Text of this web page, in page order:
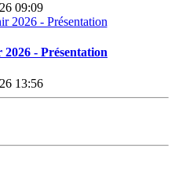
09:09
- Présentation
13:56